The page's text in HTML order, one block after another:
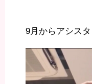
9月からアシス